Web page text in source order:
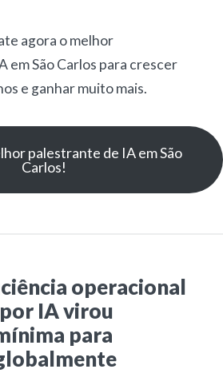
agora o melhor
em São Carlos para crescer
e ganhar muito mais.
palestrante de IA em São
Carlos!
operacional
IA virou
para